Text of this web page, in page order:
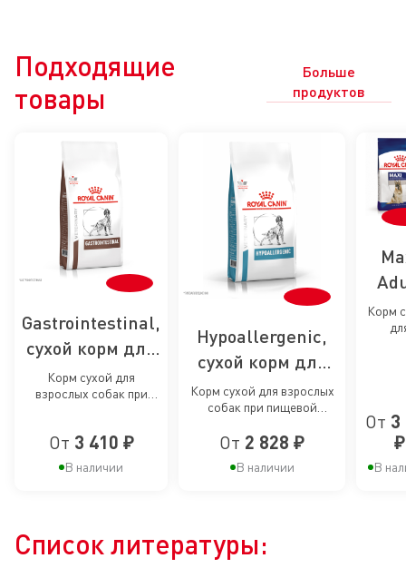
Подходящие
товары
Больше
продуктов
Gastrointestinal,
сухой корм для
собак при
расстройствах
Корм сухой для
взрослых собак при
От 3 410 ₽
В наличии
Hypoallergenic,
сухой корм для
собак при
пищевой
аллергии или
непереносимости
Корм сухой для взрослых
собак при пищевой
От 2 828 ₽
В наличии
Корм
От 3
₽
В
Список литературы: